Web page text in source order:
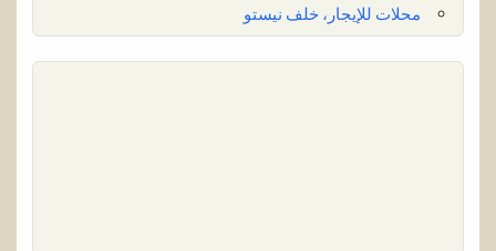
محلات للإيجار، خلف نيستو